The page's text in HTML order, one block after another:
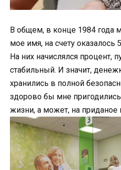
В общем, в конце 1984 года
мое имя, на счету оказалось
На них начислялся процент,
стабильный. И значит,
хранились в полной
здорово бы мне
жизни, а может, на приданое